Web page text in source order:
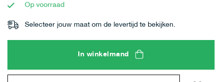
Op voorraad
Selecteer jouw maat om de levertijd te bekijken.
In winkelmand